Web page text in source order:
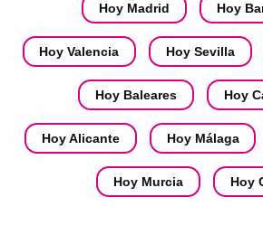
Hoy Madrid Hoy
Hoy Valencia Hoy Sevilla
Hoy Baleares Hoy
Hoy Alicante Hoy Málaga
Hoy Murcia Hoy